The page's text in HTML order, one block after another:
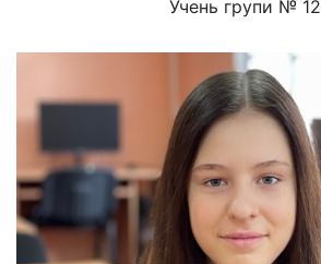
Учень групи № 12